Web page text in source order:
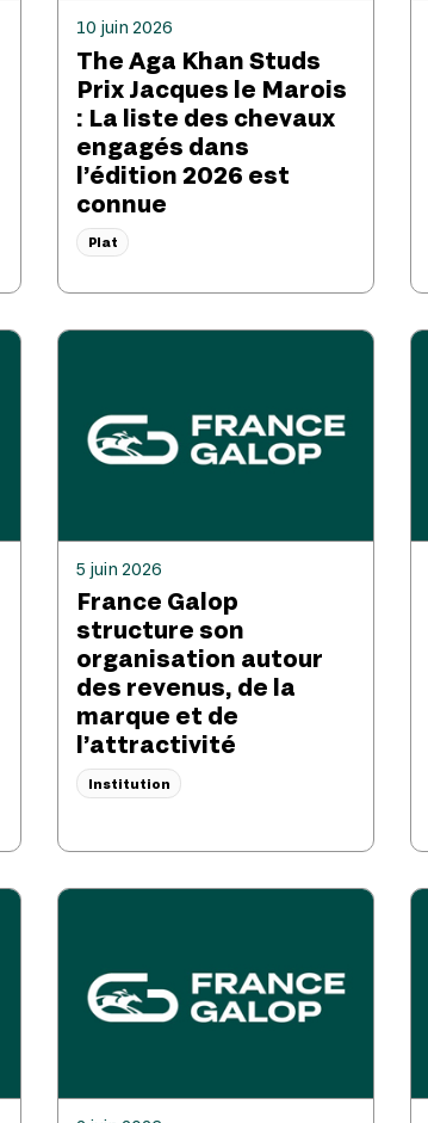
10 juin 2026
The Aga Khan Studs
Prix Jacques le Marois
: La liste des chevaux
engagés dans
l’édition 2026 est
connue
Plat
5 juin 2026
France Galop
structure son
organisation autour
des revenus, de la
marque et de
l’attractivité
Institution